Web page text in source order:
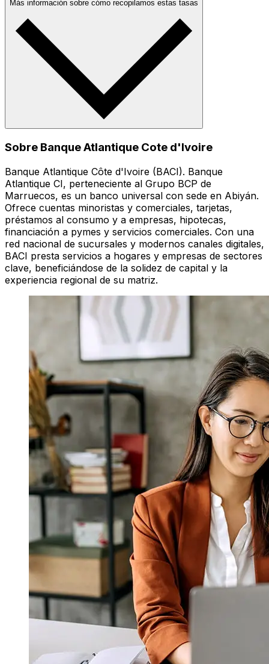
Más información sobre cómo recopilamos estas tasas
Sobre Banque Atlantique Cote d'Ivoire
Banque Atlantique Côte d'Ivoire (BACI). Banque
Atlantique CI, perteneciente al Grupo BCP de
Marruecos, es un banco universal con sede en Abiyán.
Ofrece cuentas minoristas y comerciales, tarjetas,
préstamos al consumo y a empresas, hipotecas,
financiación a pymes y servicios comerciales. Con una
red nacional de sucursales y modernos canales digitales,
BACI presta servicios a hogares y empresas de sectores
clave, beneficiándose de la solidez de capital y la
experiencia regional de su matriz.